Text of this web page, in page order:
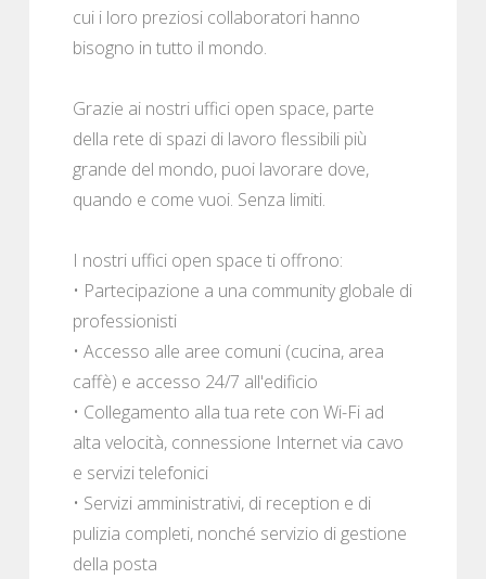
cui i loro preziosi collaboratori hanno
bisogno in tutto il mondo.
Grazie ai nostri uffici open space, parte
della rete di spazi di lavoro flessibili più
grande del mondo, puoi lavorare dove,
quando e come vuoi. Senza limiti.
I nostri uffici open space ti offrono:
• Partecipazione a una community globale di
professionisti
• Accesso alle aree comuni (cucina, area
caffè) e accesso 24/7 all'edificio
• Collegamento alla tua rete con Wi-Fi ad
alta velocità, connessione Internet via cavo
e servizi telefonici
• Servizi amministrativi, di reception e di
pulizia completi, nonché servizio di gestione
della posta